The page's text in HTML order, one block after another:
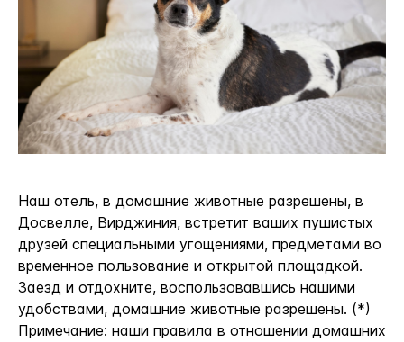
Наш отель, в домашние животные разрешены, в
Досвелле, Вирджиния, встретит ваших пушистых
друзей специальными угощениями, предметами во
временное пользование и открытой площадкой.
Заезд и отдохните, воспользовавшись нашими
удобствами, домашние животные разрешены. (*)
Примечание: наши правила в отношении домашних